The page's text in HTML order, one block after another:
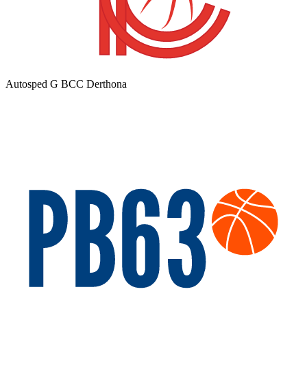
Autosped G BCC Derthona